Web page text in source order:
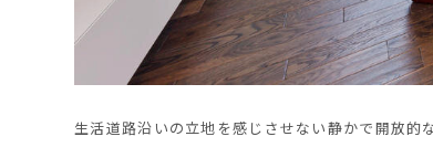
生活道路沿いの立地を感じさせない静かで開放的